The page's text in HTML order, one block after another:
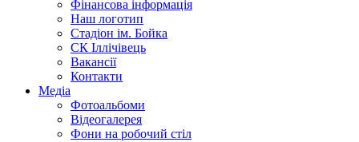
Фінансова інформація
Наш логотип
Стадіон ім. Бойка
СК Іллічівець
Вакансії
Контакти
Медіа
Фотоальбоми
Відеогалерея
Фони на робочий стіл